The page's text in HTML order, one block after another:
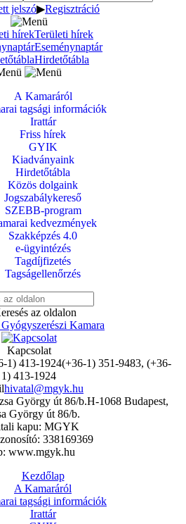
jelszó▶Regisztráció
Területi hírek
Eseménynaptár
Hirdetőtábla
A Kamaráról
tagsági információk
Irattár
Friss hírek
GYIK
Kiadványaink
Hirdetőtábla
Közös dolgaink
Jogszabálykereső
SZEBB-program
kedvezmények
Szakképzés 4.0
e-ügyintézés
Tagdíjfizetés
Tagságellenőrzés
Kapcsolat
(+36-1) 351-9483, (+36-
1) 413-1924
hivatal@mgyk.hu
H-1068 Budapest,
György út 86/b.
kapu: MGYK
338169369
www.mgyk.hu
Kezdőlap
A Kamaráról
tagsági információk
Irattár